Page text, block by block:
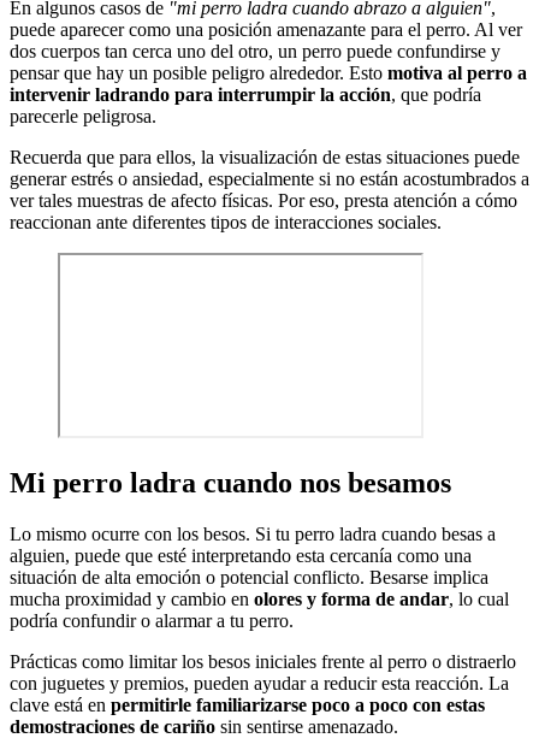
En algunos casos de "mi perro ladra cuando abrazo a alguien",
puede aparecer como una posición amenazante para el perro. Al ver
dos cuerpos tan cerca uno del otro, un perro puede confundirse y
pensar que hay un posible peligro alrededor. Esto motiva al perro a
intervenir ladrando para interrumpir la acción, que podría
parecerle peligrosa.
Recuerda que para ellos, la visualización de estas situaciones puede
generar estrés o ansiedad, especialmente si no están acostumbrados a
ver tales muestras de afecto físicas. Por eso, presta atención a cómo
reaccionan ante diferentes tipos de interacciones sociales.
Mi perro ladra cuando nos besamos
Lo mismo ocurre con los besos. Si tu perro ladra cuando besas a
alguien, puede que esté interpretando esta cercanía como una
situación de alta emoción o potencial conflicto. Besarse implica
mucha proximidad y cambio en olores y forma de andar, lo cual
podría confundir o alarmar a tu perro.
Prácticas como limitar los besos iniciales frente al perro o distraerlo
con juguetes y premios, pueden ayudar a reducir esta reacción. La
clave está en permitirle familiarizarse poco a poco con estas
demostraciones de cariño sin sentirse amenazado.